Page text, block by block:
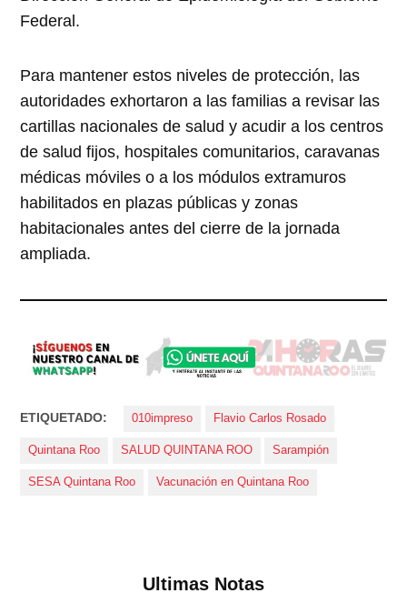
Federal.
Para mantener estos niveles de protección, las
autoridades exhortaron a las familias a revisar las
cartillas nacionales de salud y acudir a los centros
de salud fijos, hospitales comunitarios, caravanas
médicas móviles o a los módulos extramuros
habilitados en plazas públicas y zonas
habitacionales antes del cierre de la jornada
ampliada.
ETIQUETADO: 010impreso Flavio Carlos Rosado
Quintana Roo SALUD QUINTANA ROO Sarampión
SESA Quintana Roo Vacunación en Quintana Roo
Ultimas Notas